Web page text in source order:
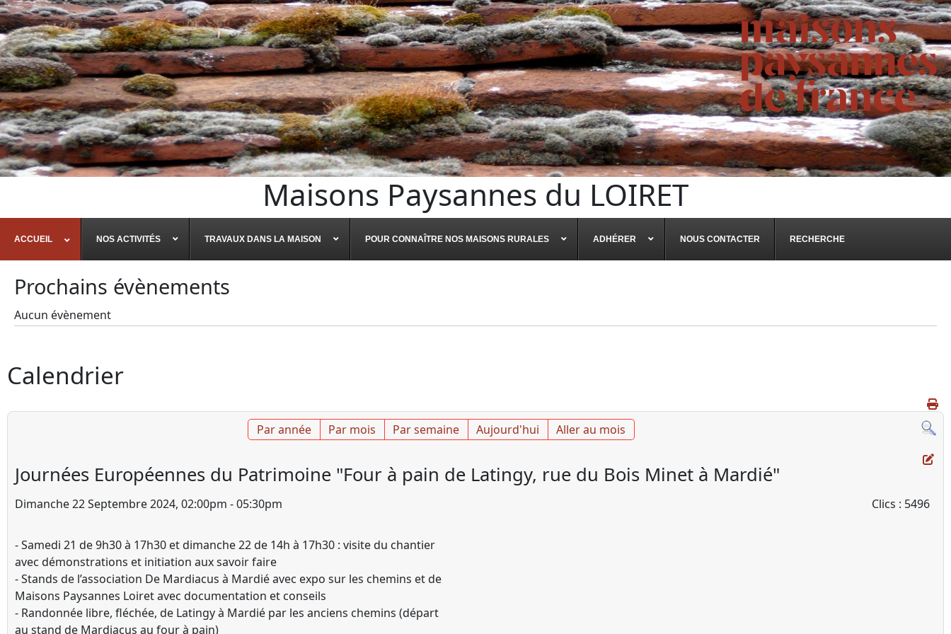
Maisons Paysannes du LOIRET
ACCUEIL NOS ACTIVITÉS TRAVAUX DANS LA MAISON POUR CONNAÎTRE NOS MAISONS RURALES ADHÉRER NOUS CONTACTER RECHERCHE
Prochains évènements
Aucun évènement
Calendrier
Par année Par mois Par semaine Aujourd'hui Aller au mois
Journées Européennes du Patrimoine "Four à pain de Latingy, rue du Bois Minet à Mardié"
Dimanche 22 Septembre 2024, 02:00pm - 05:30pm Clics : 5496
- Samedi 21 de 9h30 à 17h30 et dimanche 22 de 14h à 17h30 : visite du chantier
avec démonstrations et initiation aux savoir faire
- Stands de l’association De Mardiacus à Mardié avec expo sur les chemins et de
Maisons Paysannes Loiret avec documentation et conseils
- Randonnée libre, fléchée, de Latingy à Mardié par les anciens chemins (départ
au stand de Mardiacus au four à pain)